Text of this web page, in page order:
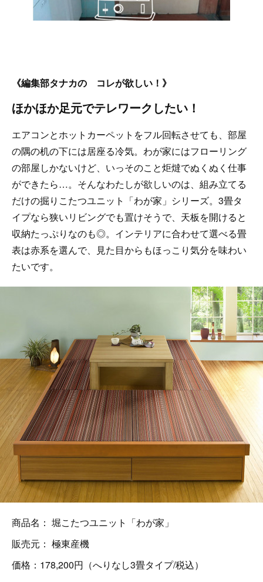
《編集部タナカの コレが欲しい！》
ほかほか足元でテレワークしたい！
エアコンとホットカーペットをフル回転させても、部屋
の隅の机の下には居座る冷気。わが家にはフローリング
の部屋しかないけど、いっそのこと炬燵でぬくぬく仕事
ができたら…。そんなわたしが欲しいのは、組み立てる
だけの掘りこたつユニット「わが家」シリーズ。3畳タ
イプなら狭いリビングでも置けそうで、天板を開けると
収納たっぷりなのも◎。インテリアに合わせて選べる畳
表は赤系を選んで、見た目からもほっこり気分を味わい
たいです。
商品名： 堀こたつユニット「わが家」
販売元： 極東産機
価格：178,200円（へりなし3畳タイプ/税込）